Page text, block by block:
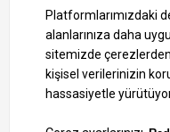
1000 TL ve Üzeri